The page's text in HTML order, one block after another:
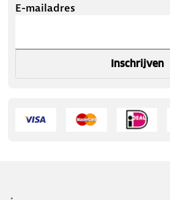
E-mailadres
Inschrijven